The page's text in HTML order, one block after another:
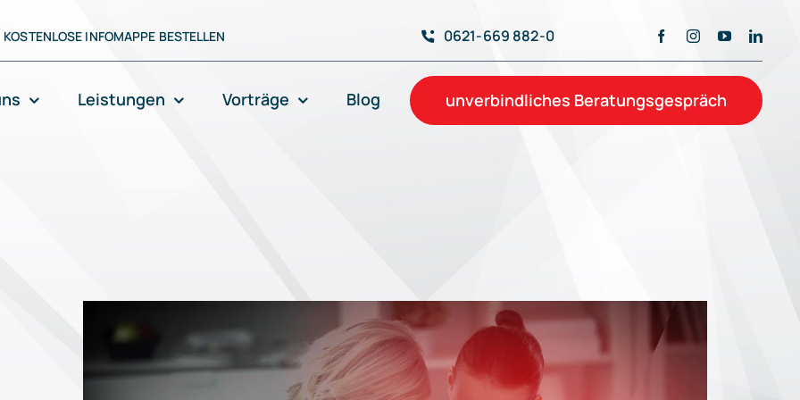
KOSTENLOSE INFOMAPPE BESTELLEN 0621-669 882-0
Leistungen Vorträge Blog unverbindliches Beratungsgespräch